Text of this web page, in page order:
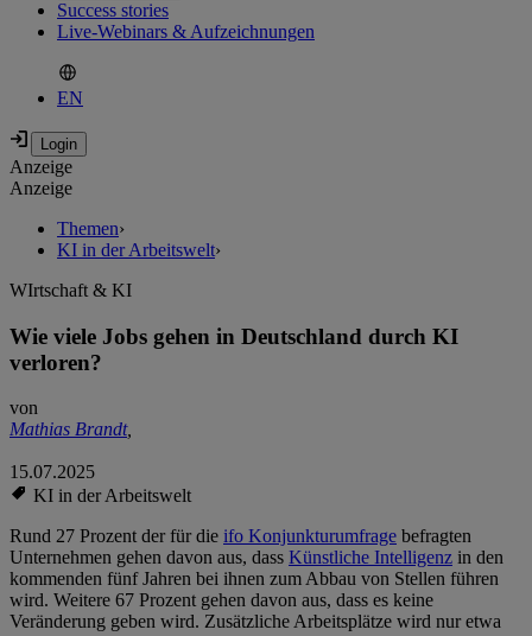
Success stories
Live-Webinars & Aufzeichnungen
EN
Anzeige
Anzeige
Themen›
KI in der Arbeitswelt›
WIrtschaft & KI
Wie viele Jobs gehen in Deutschland durch KI
verloren?
von
Mathias Brandt,
15.07.2025
KI in der Arbeitswelt
Rund 27 Prozent der für die ifo Konjunkturumfrage befragten
Unternehmen gehen davon aus, dass Künstliche Intelligenz in den
kommenden fünf Jahren bei ihnen zum Abbau von Stellen führen
wird. Weitere 67 Prozent gehen davon aus, dass es keine
Veränderung geben wird. Zusätzliche Arbeitsplätze wird nur etwa